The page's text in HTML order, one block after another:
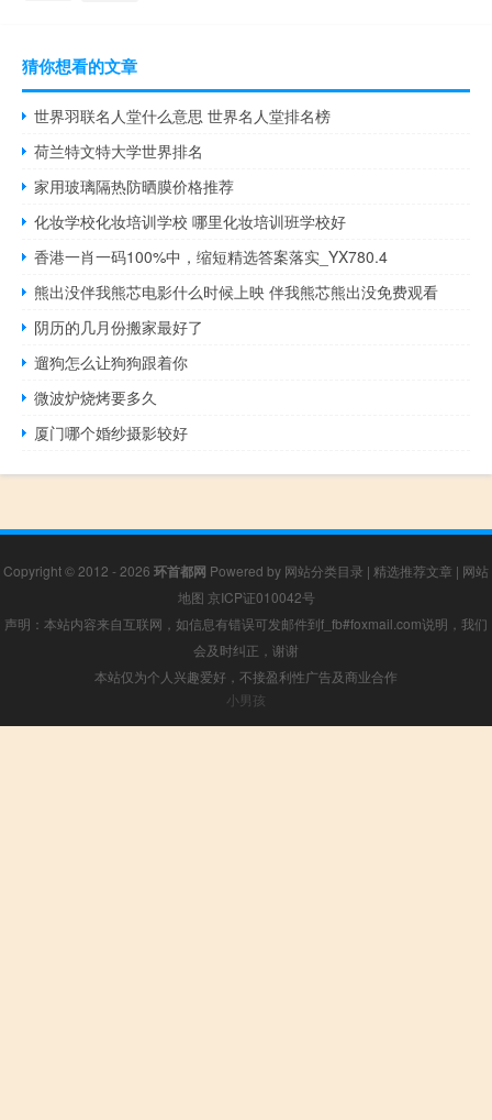
猜你想看的文章
世界羽联名人堂什么意思 世界名人堂排名榜
荷兰特文特大学世界排名
家用玻璃隔热防晒膜价格推荐
化妆学校化妆培训学校 哪里化妆培训班学校好
香港一肖一码100%中，缩短精选答案落实_YX780.4
熊出没伴我熊芯电影什么时候上映 伴我熊芯熊出没免费观看
阴历的几月份搬家最好了
遛狗怎么让狗狗跟着你
微波炉烧烤要多久
厦门哪个婚纱摄影较好
Copyright © 2012 - 2026 环首都网 Powered by 网站分类目录 | 精选推荐文章 | 网站
地图 京ICP证010042号
声明：本站内容来自互联网，如信息有错误可发邮件到f_fb#foxmail.com说明，我们
会及时纠正，谢谢
本站仅为个人兴趣爱好，不接盈利性广告及商业合作
小男孩